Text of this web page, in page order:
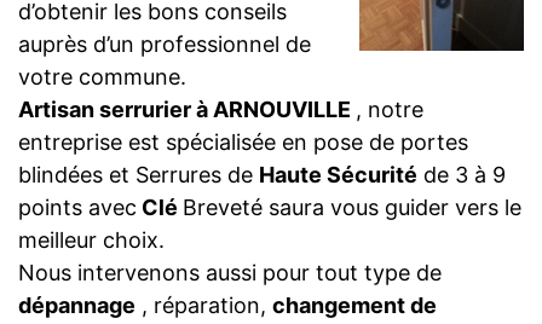
d’obtenir les bons conseils
auprès d’un professionnel de
votre commune.
Artisan serrurier à ARNOUVILLE , notre
entreprise est spécialisée en pose de portes
blindées et Serrures de Haute Sécurité de 3 à 9
points avec Clé Breveté saura vous guider vers le
meilleur choix.
Nous intervenons aussi pour tout type de
dépannage , réparation, changement de